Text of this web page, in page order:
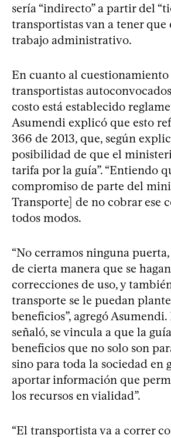
sería “indirecto” a partir del
transportistas van a tener que
trabajo administrativo.
En cuanto al cuestionamiento
transportistas
costo está establecido
Asumendi explicó que esto
366 de 2013, que, según
posibilidad de que el
tarifa por la guía”. “Entiendo
compromiso de parte del
Transporte] de no cobrar ese
todos modos.
“No cerramos ninguna
de cierta manera que se
correcciones de uso, y
transporte se le puedan
beneficios”, agregó
señaló, se vincula a que la
beneficios que no solo son
sino para toda la sociedad en
aportar información que
los recursos en vialidad”.
“El transportista va a correr